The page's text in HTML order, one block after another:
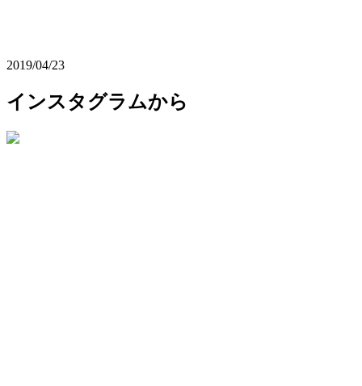
2019/04/23
インスタグラムから